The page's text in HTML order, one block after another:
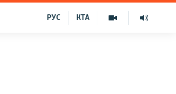
КТА
РУС